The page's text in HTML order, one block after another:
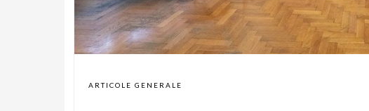
ARTICOLE GENERALE